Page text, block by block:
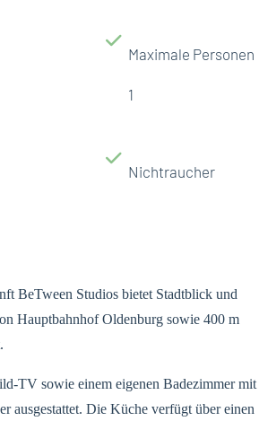
Maximale Personen
1
Nichtraucher
BeTween Studios bietet Stadtblick und
Hauptbahnhof Oldenburg sowie 400 m
TV sowie einem eigenen Badezimmer mit
ausgestattet. Die Küche verfügt über einen